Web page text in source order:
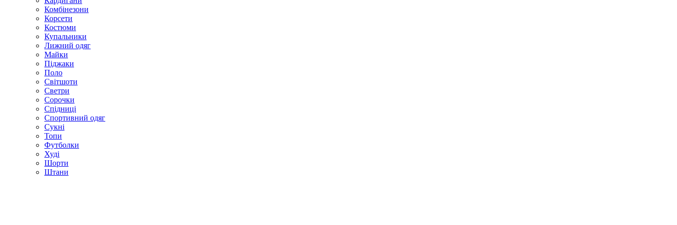
Комбінезони
Корсети
Костюми
Купальники
Лижний одяг
Майки
Піджаки
Поло
Світшоти
Светри
Сорочки
Спідниці
Спортивний одяг
Сукні
Топи
Футболки
Худі
Шорти
Штани